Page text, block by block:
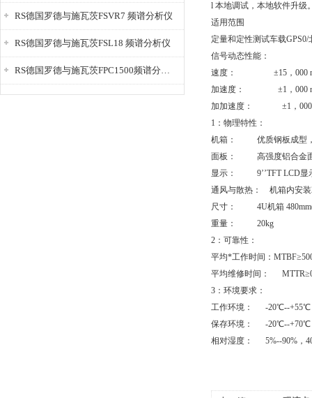
RS德国罗德与施瓦茨FSVR7 频谱分析仪
RS德国罗德与施瓦茨FSL18 频谱分析仪
RS德国罗德与施瓦茨FPC1500频谱分析仪
l 本地调试，本地软件升级
适用范围
定量和定性测试车载
信号动态性能：
速度： ±15，000
加速度： ±1，000
加加速度： ±1，
1：物理特性：
机箱： 优质钢板成型，
面板： 高强度铝合金
显示： 9’’TFT LCD显
通风与散热： 机箱内安装
尺寸： 4U机箱 480mm(
重量： 20kg
2：可靠性：
平均*工作时间：
平均维修时间：
3：环境要求：
工作环境： -20℃--+55℃
保存环境： -20℃--+70℃
相对湿度： 5%--90%，